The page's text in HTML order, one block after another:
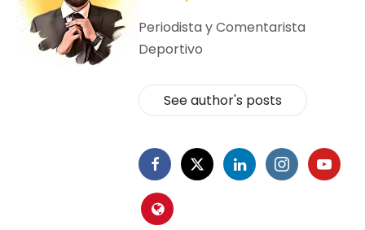
Periodista y Comentarista
Deportivo
See author's posts